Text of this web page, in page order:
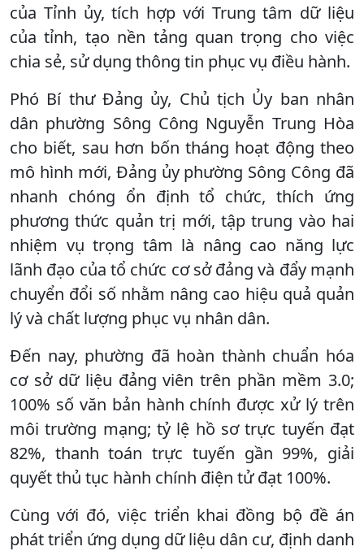
của Tỉnh ủy, tích hợp với Trung tâm dữ liệu
của tỉnh, tạo nền tảng quan trọng cho việc
chia sẻ, sử dụng thông tin phục vụ điều hành.
Phó Bí thư Đảng ủy, Chủ tịch Ủy ban nhân
dân phường Sông Công Nguyễn Trung Hòa
cho biết, sau hơn bốn tháng hoạt động theo
mô hình mới, Đảng ủy phường Sông Công đã
nhanh chóng ổn định tổ chức, thích ứng
phương thức quản trị mới, tập trung vào hai
nhiệm vụ trọng tâm là nâng cao năng lực
lãnh đạo của tổ chức cơ sở đảng và đẩy mạnh
chuyển đổi số nhằm nâng cao hiệu quả quản
lý và chất lượng phục vụ nhân dân.
Đến nay, phường đã hoàn thành chuẩn hóa
cơ sở dữ liệu đảng viên trên phần mềm 3.0;
100% số văn bản hành chính được xử lý trên
môi trường mạng; tỷ lệ hồ sơ trực tuyến đạt
82%, thanh toán trực tuyến gần 99%, giải
quyết thủ tục hành chính điện tử đạt 100%.
Cùng với đó, việc triển khai đồng bộ đề án
phát triển ứng dụng dữ liệu dân cư, định danh